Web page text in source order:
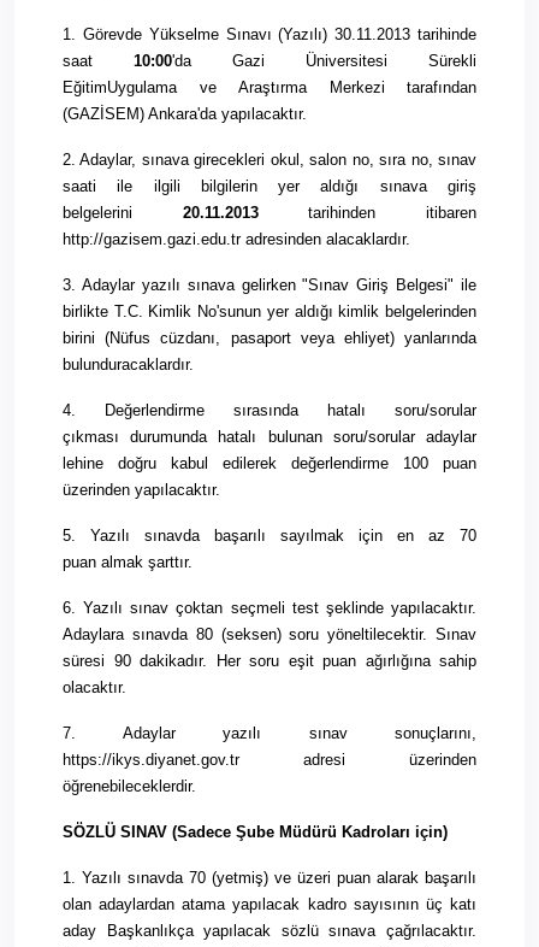
1. Görevde Yükselme Sınavı (Yazılı) 30.11.2013 tarihinde
saat 10:00'da Gazi Üniversitesi Sürekli
EğitimUygulamave AraştırmaMerkezi tarafından
(GAZİSEM) Ankara'da yapılacaktır.
2. Adaylar, sınava girecekleri okul , salon no, sıra no, sınav
saati ile ilgili bilgilerin yer aldığı sınava giriş
belgelerini 20.11.2013tarihinden itibaren
http://gazisem.gazi.edu.tr adresinden alacaklardır.
3. Adaylar yazılı sınava gelirken "Sınav Giriş Belgesi" ile
birlikte T.C. Kimlik No'sunun yer aldığı kimlik belgelerinden
birini (Nüfus cüzdanı, pasaport veya ehliyet) yanlarında
bulunduracaklardır.
4. Değerlendirme sırasında hatalı soru/sorular
çıkmasıdurumundahatalı bulunan soru/sorular adaylar
lehine doğru kabul edilerek değerlendirme 100 puan
üzerinden yapılacaktır.
5. Yazılı sınavda başarılı sayılmak için en az 70
puan almak şarttır.
6.Yazılı sınav çoktan seçmeli test şeklinde yapılacaktır.
Adaylara sınavda 80 (seksen) soru yöneltilecektir. Sınav
süresi 90 dakikadır. Her soru eşit puan ağırlığına sahip
olacaktır.
7. Adaylar yazılı sınav sonuçlarını,
https://ikys.diyanet.gov.tr adresi üzerinden
öğrenebileceklerdir.
SÖZLÜ SINAV (Sadece Şube Müdürü Kadroları için)
1. Yazılı sınavda 70 (yetmiş) ve üzeri puan alarak başarılı
olan adaylardan atama yapılacak kadro sayısının üç katı
aday Başkanlıkça yapılacak sözlü sınava çağrılacaktır.